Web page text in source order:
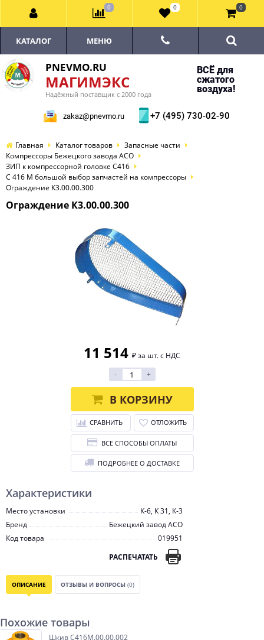
PNEVMO.RU
МАГИМЭКС
Надёжный поставщик с 2000 года
ВСЁ для
сжатого
воздуха!
zakaz@pnevmo.ru +7 (495) 730-02-90
КАТАЛОГ МЕНЮ
Главная Каталог товаров
Запасные части
Компрессоры Бежецкого завода АСО
ЗИП к компрессорной головке С416
С 416 М большой выбор запчастей на компрессоры
Ограждение К3.00.00.300
Ограждение К3.00.00.300
Характеристики
Место установки
К-6, К 31, К-3
Бренд
Бежецкий завод АСО
Код товара
019951
РАСПЕЧАТАТЬ
11 514 ₽ за шт. с НДС
-
+
В КОРЗИНУ
СРАВНИТЬ ОТЛОЖИТЬ
ВСЕ СПОСОБЫ ОПЛАТЫ
ПОДРОБНЕЕ О ДОСТАВКЕ
ОПИСАНИЕ ОТЗЫВЫ И ВОПРОСЫ (0)
Похожие товары
Шкив С416М.00.00.002
0 0 0